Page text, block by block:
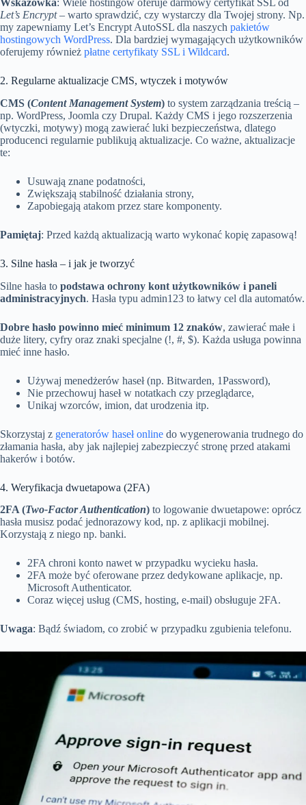
Wskazówka: Wiele hostingów oferuje darmowy certyfikat SSL od
Let’s Encrypt– warto sprawdzić, czy wystarczy dla Twojej strony. Np.
my zapewniamy Let’s Encrypt AutoSSL dla naszych pakietów
hostingowych WordPress. Dla bardziej wymagających użytkowników
oferujemy również płatne certyfikaty SSL i Wildcard.
2. Regularne aktualizacje CMS, wtyczek i motywów
CMS (Content Management System) to system zarządzania treścią –
np. WordPress, Joomla czy Drupal. Każdy CMS i jego rozszerzenia
(wtyczki, motywy) mogą zawierać luki bezpieczeństwa, dlatego
producenci regularnie publikują aktualizacje. Co ważne, aktualizacje
te:
Usuwają znane podatności,
Zwiększają stabilność działania strony,
Zapobiegają atakom przez stare komponenty.
Pamiętaj: Przed każdą aktualizacją warto wykonać kopię zapasową!
3. Silne hasła – i jak je tworzyć
Silne hasła to podstawa ochrony kont użytkowników i paneli
administracyjnych. Hasła typu admin123 to łatwy cel dla automatów.
Dobre hasło powinno mieć minimum 12 znaków, zawierać małe i
duże litery, cyfry oraz znaki specjalne (!, #, $). Każda usługa powinna
mieć inne hasło.
Używaj menedżerów haseł (np. Bitwarden, 1Password),
Nie przechowuj haseł w notatkach czy przeglądarce,
Unikaj wzorców, imion, dat urodzenia itp.
Skorzystaj z generatorów haseł online do wygenerowania trudnego do
złamania hasła, aby jak najlepiej zabezpieczyć stronę przed atakami
hakerów i botów.
4. Weryfikacja dwuetapowa (2FA)
2FA (Two-Factor Authentication) to logowanie dwuetapowe: oprócz
hasła musisz podać jednorazowy kod, np. z aplikacji mobilnej.
Korzystają z niego np. banki.
2FA chroni konto nawet w przypadku wycieku hasła.
2FA może być oferowane przez dedykowane aplikacje, np.
Microsoft Authenticator.
Coraz więcej usług (CMS, hosting, e-mail) obsługuje 2FA.
Uwaga: Bądź świadom, co zrobić w przypadku zgubienia telefonu.